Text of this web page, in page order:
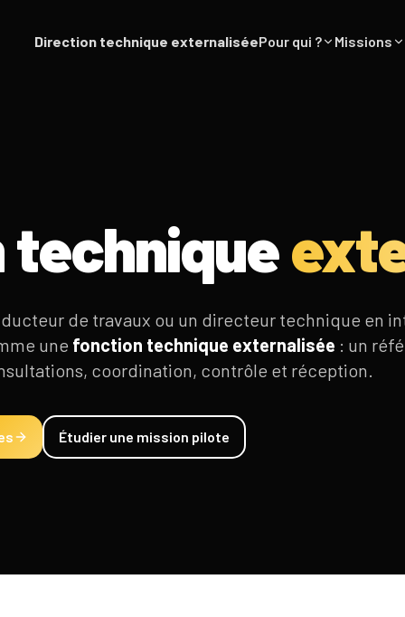
Direction technique externaliséePour qui ? Missions
technique
de travaux ou un directeur technique en
une fonction technique externalisée : un
coordination, contrôle et réception.
Étudier une mission pilote